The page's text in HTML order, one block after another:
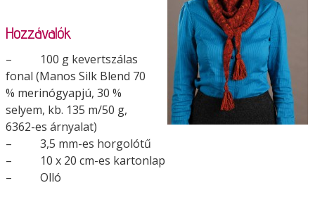
Hozzávalók
– 100 g kevertszálas
fonal (Manos Silk Blend 70
% merinógyapjú, 30 %
selyem, kb. 135 m/50 g,
6362-es árnyalat)
– 3,5 mm-es horgolótű
– 10 x 20 cm-es kartonlap
– Olló